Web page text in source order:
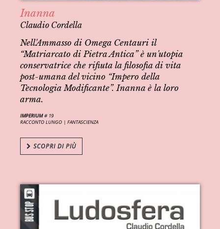
Inanna
Claudio Cordella
Nell'Ammasso di Omega Centauri il
“Matriarcato di Pietra Antica” è un'utopia
conservatrice che rifiuta la filosofia di vita
post-umana del vicino “Impero della
Tecnologia Modificante”. Inanna è la loro
arma.
IMPERIUM# 19
RACCONTO LUNGO |FANTASCIENZA
SCOPRI DI PIÙ